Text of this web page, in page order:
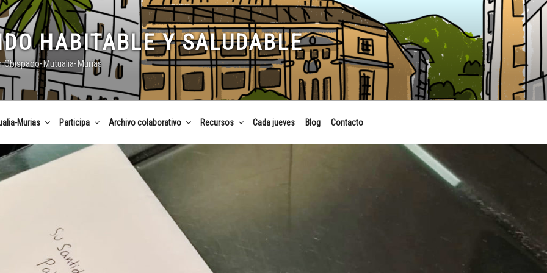
HABITABLE Y SALUDABLE
Mutualia-Murias
Murias Participa Archivo colaborativo Recursos Cada jueves Blog Contacto